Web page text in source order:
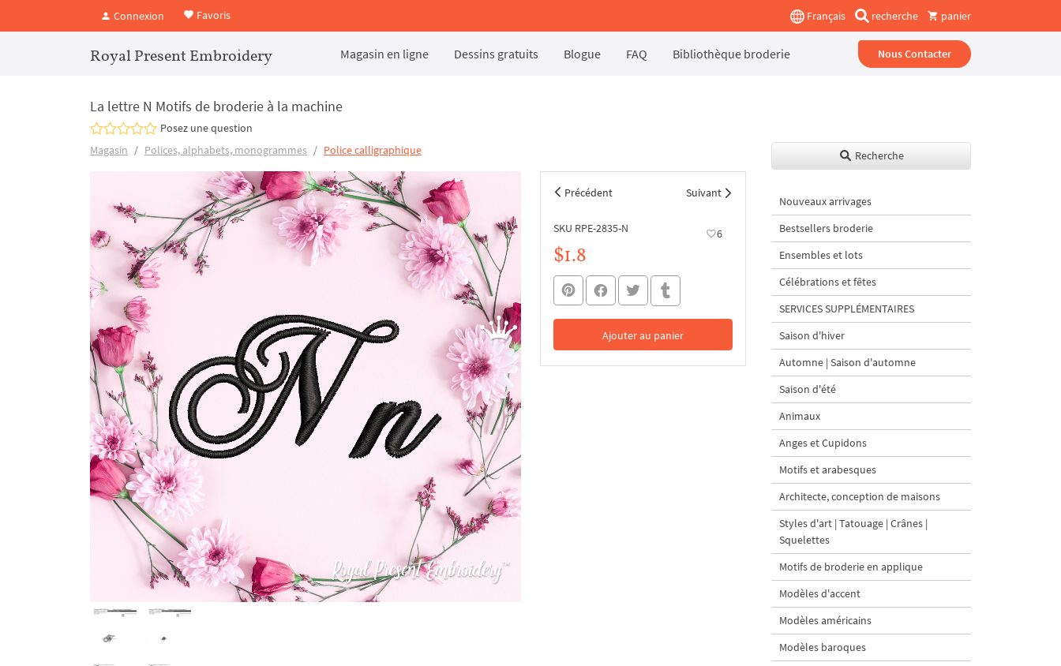
Connexion Favoris Français recherche panier
Royal Present Embroidery Magasin en ligne Dessins gratuits Blogue FAQ Bibliothèque broderie Nous Contacter
La lettre N Motifs de broderie à la machine
Posez une question
Magasin
Polices, alphabets, monogrammes Police calligraphique
Précédent Suivant
SKU RPE-2835-N 6
$1.8
Ajouter au panier
Dans le panier
Recherche
Nouveaux arrivages
Bestsellers broderie
Ensembles et lots
Célébrations et fêtes
SERVICES SUPPLÉMENTAIRES
Saison d'hiver
Automne | Saison d'automne
Saison d'été
Animaux
Anges et Cupidons
Motifs et arabesques
Architecte, conception de maisons
Styles d'art | Tatouage | Crânes |
Squelettes
Motifs de broderie en applique
Modèles d'accent
Modèles américains
Modèles baroques